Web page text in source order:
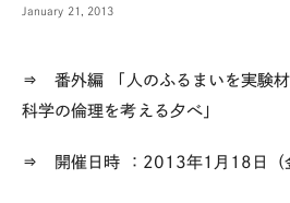
January 21, 2013
⇒ 番外編
「人のふるまいを実験
科学の倫理を考える夕べ」
⇒ 開催日時 ：2013年1月18日